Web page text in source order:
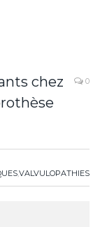
chez
0
,VALVULOPATHIES